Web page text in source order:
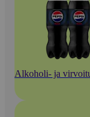
Alkoholi- ja